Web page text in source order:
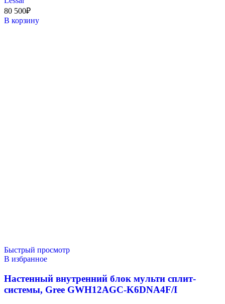
80 500₽
В корзину
Быстрый просмотр
В избранное
Настенный внутренний блок мульти сплит-
системы, Gree GWH12AGC-K6DNA4F/I